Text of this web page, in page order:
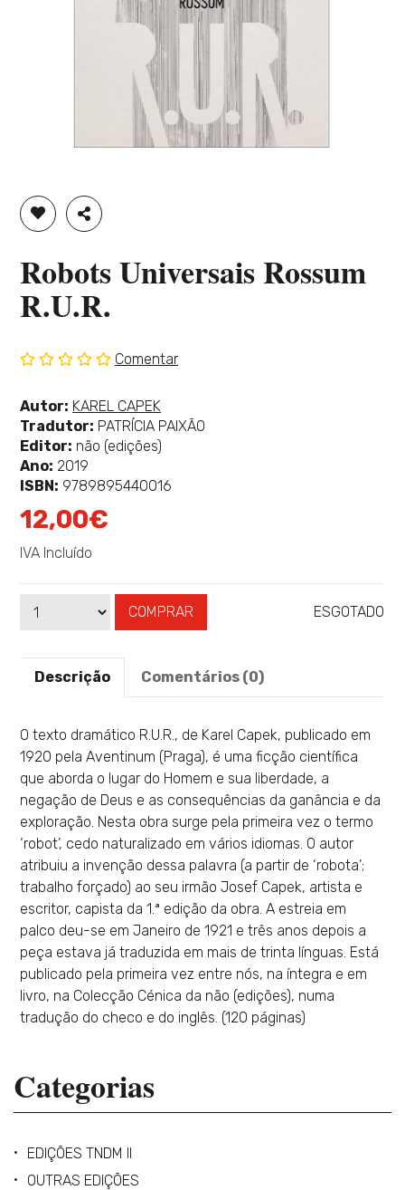
ADICIONAR À LISTA DE DESEJOS
PARTILHAR
Robots Universais Rossum
R.U.R.
classificação
Comentar
Autor: Ver
mais
sobre
KAREL CAPEK
Tradutor: PATRÍCIA PAIXÃO
Editor: não (edições)
Ano: 2019
ISBN: 9789895440016
12,00€
IVA Incluído
Qtd COMPRAR
Disponibilidade: ESGOTADO
Descrição Comentários (0)
O texto dramático R.U.R., de Karel Capek, publicado em
1920 pela Aventinum (Praga), é uma ficção científica
que aborda o lugar do Homem e sua liberdade, a
negação de Deus e as consequências da ganância e da
exploração. Nesta obra surge pela primeira vez o termo
‘robot’, cedo naturalizado em vários idiomas. O autor
atribuiu a invenção dessa palavra (a partir de ‘robota’;
trabalho forçado) ao seu irmão Josef Capek, artista e
escritor, capista da 1.ª edição da obra. A estreia em
palco deu-se em Janeiro de 1921 e três anos depois a
peça estava já traduzida em mais de trinta línguas. Está
publicado pela primeira vez entre nós, na íntegra e em
livro, na Colecção Cénica da não (edições), numa
tradução do checo e do inglês. (120 páginas)
Categorias
EDIÇÕES TNDM II
OUTRAS EDIÇÕES